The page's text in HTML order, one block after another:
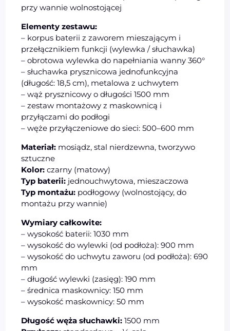
przy wannie wolnostojącej
Elementy zestawu:
– korpus baterii z zaworem mieszającym i
przełącznikiem funkcji (wylewka / słuchawka)
– obrotowa wylewka do napełniania wanny 360°
– słuchawka prysznicowa jednofunkcyjna
(długość: 18,5 cm), metalowa z uchwytem
– wąż prysznicowy o długości 1500 mm
– zestaw montażowy z maskownicą i
przyłączami do podłogi
– węże przyłączeniowe do sieci: 500–600 mm
Materiał: mosiądz, stal nierdzewna, tworzywo
sztuczne
Kolor: czarny (matowy)
Typ baterii: jednouchwytowa, mieszaczowa
Typ montażu: podłogowy (wolnostojący, do
montażu przy wannie)
Wymiary całkowite:
– wysokość baterii: 1030 mm
– wysokość do wylewki (od podłoża): 900 mm
– wysokość do uchwytu zaworu (od podłoża): 690
mm
– długość wylewki (zasięg): 190 mm
– średnica maskownicy: 150 mm
– wysokość maskownicy: 50 mm
Długość węża słuchawki: 1500 mm